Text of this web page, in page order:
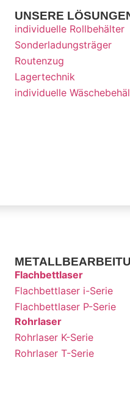
UNSERE
individuelle Rollbehälter
Sonderladungsträger
Routenzug
Lagertechnik
individuelle
Flachbettlaser
Flachbettlaser i-Serie
Flachbettlaser P-Serie
Rohrlaser
Rohrlaser K-Serie
Rohrlaser T-Serie